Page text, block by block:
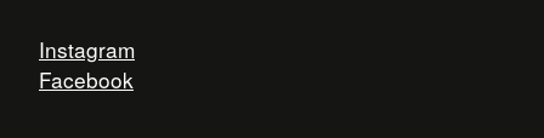
Instagram
Facebook